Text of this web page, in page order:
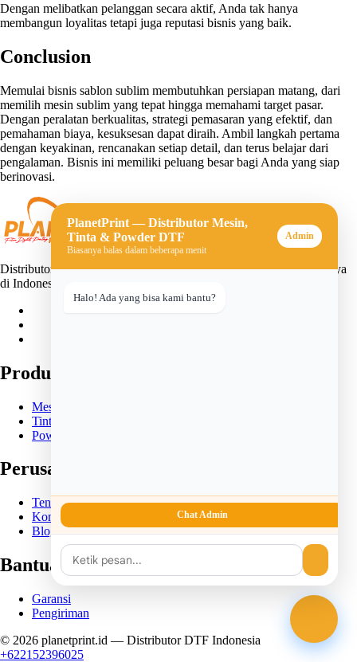
Dengan melibatkan pelanggan secara aktif, Anda tak hanya
membangun loyalitas tetapi juga reputasi bisnis yang baik.
Conclusion
Memulai bisnis sablon sublim membutuhkan persiapan matang, dari
memilih mesin sublim yang tepat hingga memahami target pasar.
Dengan peralatan berkualitas, strategi pemasaran yang efektif, dan
pemahaman biaya, kesuksesan dapat diraih. Ambil langkah pertama
dengan keyakinan, rencanakan setiap detail, dan terus belajar dari
pengalaman. Bisnis ini memiliki peluang besar bagi Anda yang siap
berinovasi.
Distributor mesin, tinta, dan powder DTF (Direct-to-Film) terpercaya
di Indonesia. Solusi lengkap untuk usaha sablon digital Anda.
Produk
Mesin DTF
Tinta DTF
Powder DTF
Perusahaan
Tentang Kami
Kontak
Blog
Bantuan
Garansi
Pengiriman
© 2026 planetprint.id — Distributor DTF Indonesia
+622152396025
PlanetPrint — Distributor Mesin,
Tinta & Powder DTF
Biasanya balas dalam beberapa menit
Admin
Halo! Ada yang bisa kami bantu?
Chat Admin